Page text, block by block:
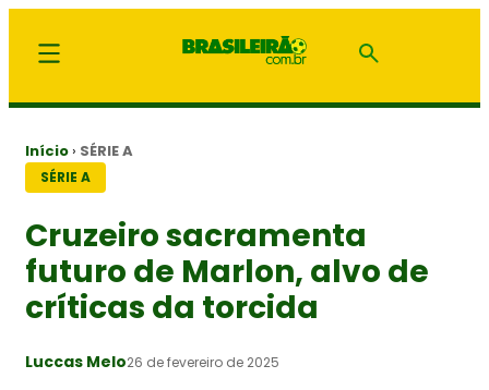
Início › SÉRIE A
SÉRIE A
Cruzeiro sacramenta
futuro de Marlon, alvo de
críticas da torcida
Luccas Melo26 de fevereiro de 2025